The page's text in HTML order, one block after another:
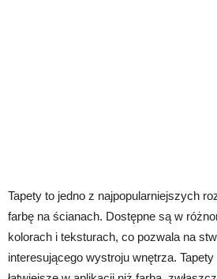
Tapety to jedno z najpopularniejszych
farbę na ścianach. Dostępne są w
kolorach i teksturach, co pozwala na
interesującego wystroju wnętrza.